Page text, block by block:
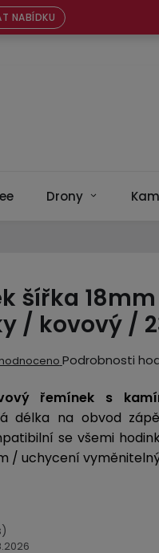
NABÍDKU
Drony
šířka
/ kovový /
Podrobnosti
řemínek s
délka na obvod
se všemi
/ uchycení